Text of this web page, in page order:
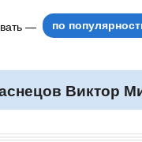
— по
Виктор